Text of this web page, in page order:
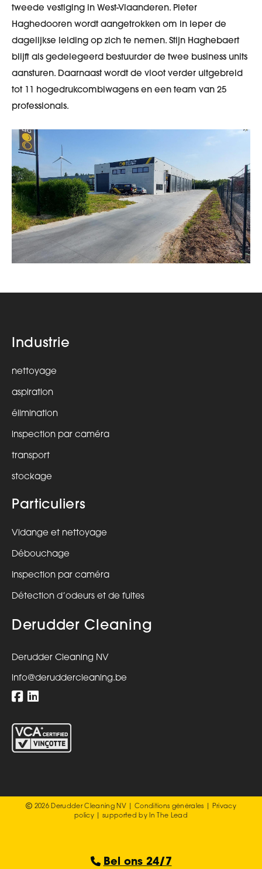
tweede vestiging in West-Vlaanderen. Pieter
Haghedooren wordt aangetrokken om in Ieper de
dagelijkse leiding op zich te nemen. Stijn Haghebaert
blijft als gedelegeerd bestuurder de twee business units
aansturen. Daarnaast wordt de vloot verder uitgebreid
tot 11 hogedrukcombiwagens en een team van 25
professionals.
Bel ons 24/7
Industrie
nettoyage
aspiration
élimination
inspection par caméra
transport
stockage
Particuliers
Vidange et nettoyage
Débouchage
Inspection par caméra
Détection d’odeurs et de fuites
Derudder Cleaning
Derudder Cleaning NV
info@deruddercleaning.be
2026 Derudder Cleaning NV | Conditions générales
Privacy
policy | supported byIn The Lead